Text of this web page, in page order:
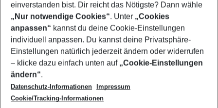
Footer
Footer navigation
Über uns
AGB
Bestpreisgarantie
Cookie-Einstellungen ändern
Cookie-Richtlinie
Agenturbetreuung
Barrierefreies Reisen
Folge uns
einverstanden bist. Dir reicht das Nötigste? Dann wähle
„Nur notwendige Cookies“. Unter „Cookies
anpassen“ kannst du deine Cookie-Einstellungen
individuell anpassen. Du kannst deine Privatsphäre-
Einstellungen natürlich jederzeit ändern oder widerrufen
– klicke dazu einfach unten auf „Cookie-Einstellungen
ändern“.
Datenschutz-Informationen
Impressum
Cookie/Tracking-Informationen